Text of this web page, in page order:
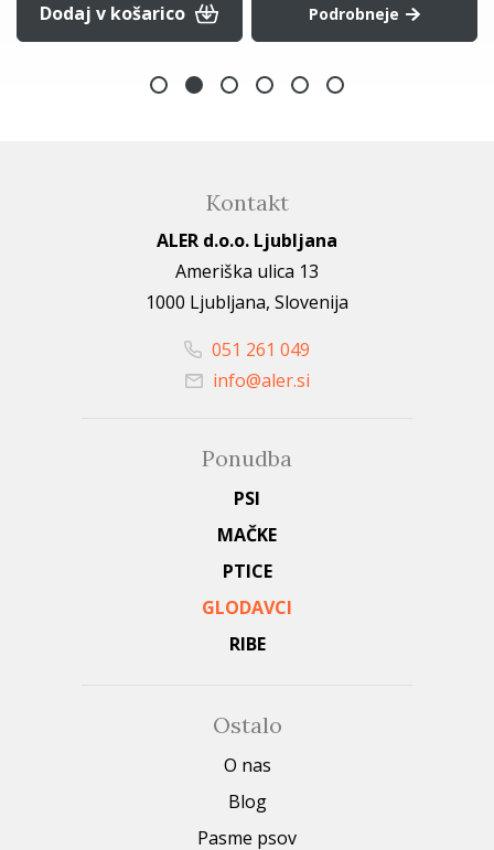
Dodaj v košarico Podrobneje
Kontakt
ALER d.o.o. Ljubljana
Ameriška ulica 13
1000 Ljubljana, Slovenija
051 261 049
info@aler.si
Ponudba
PSI
MAČKE
PTICE
GLODAVCI
RIBE
Ostalo
O nas
Blog
Pasme psov